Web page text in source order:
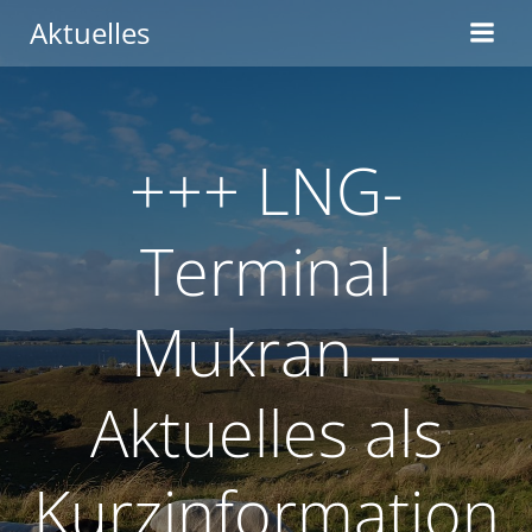
springen
Aktuelles
+++ LNG-
Terminal
Mukran –
Aktuelles als
Kurzinformation